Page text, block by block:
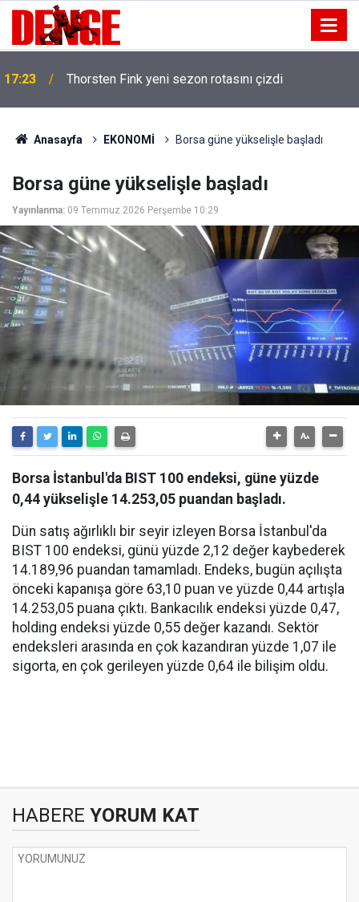
17:23 Thorsten Fink yeni sezon rotasını çizdi
Anasayfa EKONOMİ Borsa güne yükselişle başladı
Borsa güne yükselişle başladı
Yayınlanma: 09 Temmuz 2026 Perşembe 10:29
Borsa İstanbul'da BIST 100 endeksi, güne yüzde
0,44 yükselişle 14.253,05 puandan başladı.
Dün satış ağırlıklı bir seyir izleyen Borsa İstanbul'da
BIST 100 endeksi, günü yüzde 2,12 değer kaybederek
14.189,96 puandan tamamladı. Endeks, bugün açılışta
önceki kapanışa göre 63,10 puan ve yüzde 0,44 artışla
14.253,05 puana çıktı. Bankacılık endeksi yüzde 0,47,
holding endeksi yüzde 0,55 değer kazandı. Sektör
endeksleri arasında en çok kazandıran yüzde 1,07 ile
sigorta, en çok gerileyen yüzde 0,64 ile bilişim oldu.
HABERE YORUM KAT